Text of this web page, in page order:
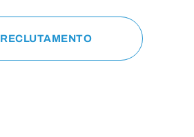
RECLUTAMENTO